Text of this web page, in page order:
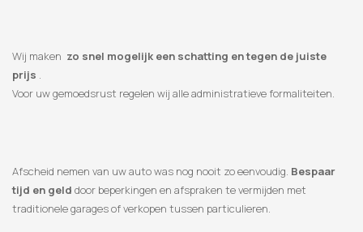
Wij maken zo snel mogelijk een schatting en tegen de juiste
prijs .
Voor uw gemoedsrust regelen wij alle administratieve formaliteiten.
Afscheid nemen van uw auto was nog nooit zo eenvoudig. Bespaar
tijd en geld door beperkingen en afspraken te vermijden met
traditionele garages of verkopen tussen particulieren.